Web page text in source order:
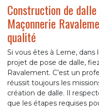
Construction de
Maçonnerie
qualité
Si vous êtes à Lerne,
projet de pose de dalle,
Ravalement. C’est un
réussit toujours les
création de dalle. Il
que les étapes requises